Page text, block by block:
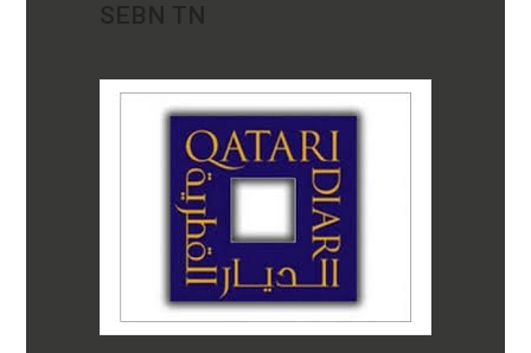
SEBN TN